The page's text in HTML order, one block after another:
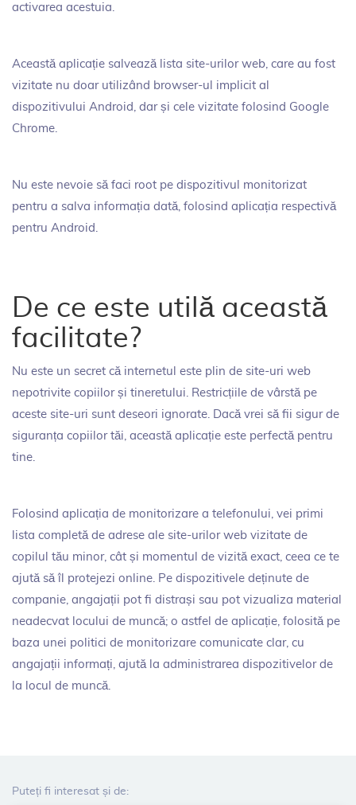
activarea acestuia.
Această aplicație salvează lista site-urilor web, care au fost
vizitate nu doar utilizând browser-ul implicit al
dispozitivului Android, dar și cele vizitate folosind Google
Chrome.
Nu este nevoie să faci root pe dispozitivul monitorizat
pentru a salva informația dată, folosind aplicația respectivă
pentru Android.
De ce este utilă această
facilitate?
Nu este un secret că internetul este plin de site-uri web
nepotrivite copiilor și tineretului. Restricțiile de vârstă pe
aceste site-uri sunt deseori ignorate. Dacă vrei să fii sigur de
siguranța copiilor tăi, această aplicație este perfectă pentru
tine.
Folosind aplicația de monitorizare a telefonului, vei primi
lista completă de adrese ale site-urilor web vizitate de
copilul tău minor, cât și momentul de vizită exact, ceea ce te
ajută să îl protejezi online. Pe dispozitivele deținute de
companie, angajații pot fi distrași sau pot vizualiza material
neadecvat locului de muncă; o astfel de aplicație, folosită pe
baza unei politici de monitorizare comunicate clar, cu
angajații informați, ajută la administrarea dispozitivelor de
la locul de muncă.
Puteți fi interesat și de: